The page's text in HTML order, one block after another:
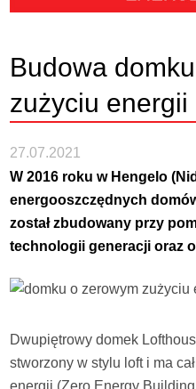
Budowa
zużyciu energii
27.07.2021
W 2016 roku w Hengelo
energooszczędnych
został zbudowany przy
technologii generacji oraz
Dwupiętrowy domek
stworzony w stylu loft i ma
energii (Zero Energy